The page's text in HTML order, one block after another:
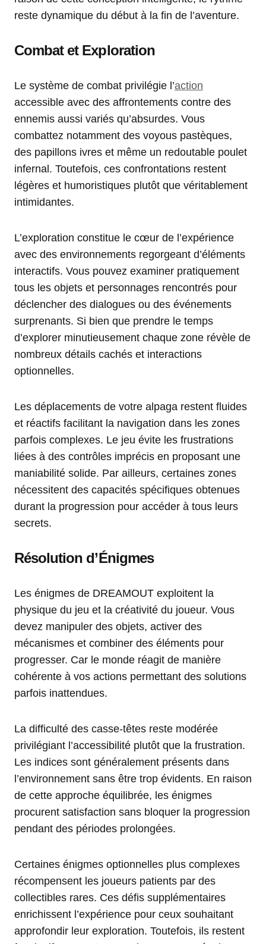
reste dynamique du début à la fin de l’aventure.
Combat et Exploration
Le système de combat privilégie l’action
accessible avec des affrontements contre des
ennemis aussi variés qu’absurdes. Vous
combattez notamment des voyous pastèques,
des papillons ivres et même un redoutable poulet
infernal. Toutefois, ces confrontations restent
légères et humoristiques plutôt que véritablement
intimidantes.
L’exploration constitue le cœur de l’expérience
avec des environnements regorgeant d’éléments
interactifs. Vous pouvez examiner pratiquement
tous les objets et personnages rencontrés pour
déclencher des dialogues ou des événements
surprenants. Si bien que prendre le temps
d’explorer minutieusement chaque zone révèle de
nombreux détails cachés et interactions
optionnelles.
Les déplacements de votre alpaga restent fluides
et réactifs facilitant la navigation dans les zones
parfois complexes. Le jeu évite les frustrations
liées à des contrôles imprécis en proposant une
maniabilité solide. Par ailleurs, certaines zones
nécessitent des capacités spécifiques obtenues
durant la progression pour accéder à tous leurs
secrets.
Résolution d’Énigmes
Les énigmes de DREAMOUT exploitent la
physique du jeu et la créativité du joueur. Vous
devez manipuler des objets, activer des
mécanismes et combiner des éléments pour
progresser. Car le monde réagit de manière
cohérente à vos actions permettant des solutions
parfois inattendues.
La difficulté des casse-têtes reste modérée
privilégiant l’accessibilité plutôt que la frustration.
Les indices sont généralement présents dans
l’environnement sans être trop évidents. En raison
de cette approche équilibrée, les énigmes
procurent satisfaction sans bloquer la progression
pendant des périodes prolongées.
Certaines énigmes optionnelles plus complexes
récompensent les joueurs patients par des
collectibles rares. Ces défis supplémentaires
enrichissent l’expérience pour ceux souhaitant
approfondir leur exploration. Toutefois, ils restent